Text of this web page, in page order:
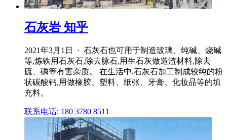
石灰岩 知乎
2021年3月1日 · 石灰石也可用于制造玻璃、纯碱、烧碱
等,炼铁用石灰石,除去脉石,用生石灰做造渣材料,除去
硫、磷等有害杂质。 在生活中,石灰石加工制成较纯的粉
状碳酸钙,用做橡胶、塑料、纸张、牙膏、化妆品等的填
充料。
联系电话: 180 3780 8511